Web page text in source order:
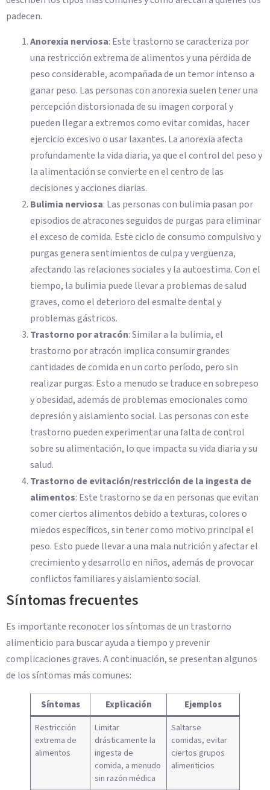
padecen.
Anorexia nerviosa: Este trastorno se caracteriza por
una restricción extrema de alimentos y una pérdida de
peso considerable, acompañada de un temor intenso a
ganar peso. Las personas con anorexia suelen tener una
percepción distorsionada de su imagen corporal y
pueden llegar a extremos como evitar comidas, hacer
ejercicio excesivo o usar laxantes. La anorexia afecta
profundamente la vida diaria, ya que el control del peso y
la alimentación se convierte en el centro de las
decisiones y acciones diarias.
Bulimia nerviosa: Las personas con bulimia pasan por
episodios de atracones seguidos de purgas para eliminar
el exceso de comida. Este ciclo de consumo compulsivo y
purgas genera sentimientos de culpa y vergüenza,
afectando las relaciones sociales y la autoestima. Con el
tiempo, la bulimia puede llevar a problemas de salud
graves, como el deterioro del esmalte dental y
problemas gástricos.
Trastorno por atracón: Similar a la bulimia, el
trastorno por atracón implica consumir grandes
cantidades de comida en un corto período, pero sin
realizar purgas. Esto a menudo se traduce en sobrepeso
y obesidad, además de problemas emocionales como
depresión y aislamiento social. Las personas con este
trastorno pueden experimentar una falta de control
sobre su alimentación, lo que impacta su vida diaria y su
salud.
Trastorno de evitación/restricción de la ingesta de
alimentos: Este trastorno se da en personas que evitan
comer ciertos alimentos debido a texturas, colores o
miedos específicos, sin tener como motivo principal el
peso. Esto puede llevar a una mala nutrición y afectar el
crecimiento y desarrollo en niños, además de provocar
conflictos familiares y aislamiento social.
Síntomas frecuentes
Es importante reconocer los síntomas de un trastorno
alimenticio para buscar ayuda a tiempo y prevenir
complicaciones graves. A continuación, se presentan algunos
de los síntomas más comunes:
Síntomas Explicación
Ejemplos
Restricción
extrema de
alimentos
Limitar
drásticamente la
ingesta de
comida, a menudo
sin razón médica
Saltarse
comidas, evitar
ciertos grupos
alimenticios